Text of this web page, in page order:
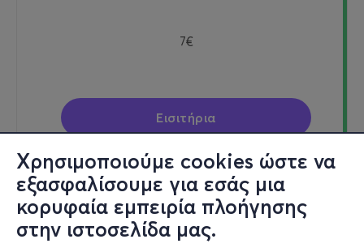
Χρησιμοποιούμε cookies ώστε να
εξασφαλίσουμε για εσάς μια
κορυφαία εμπειρία πλοήγησης
στην ιστοσελίδα μας.
7€
Εισιτήρια
Τετ 12/8
22:50